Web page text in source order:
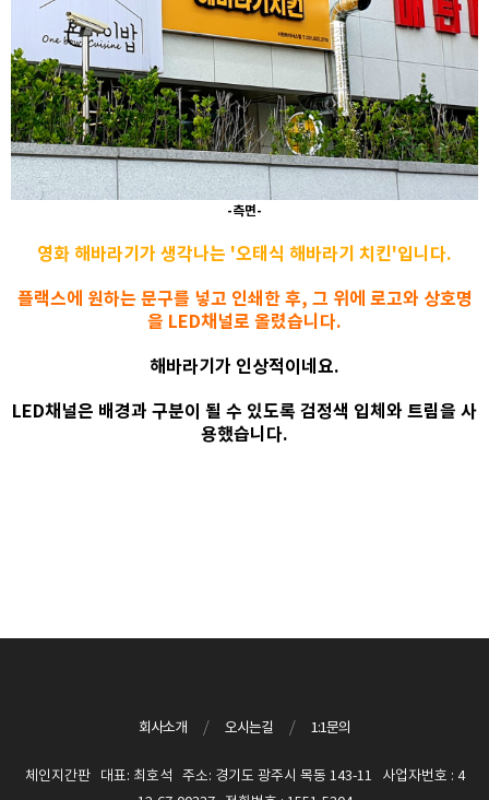
-측면-
영화 해바라기가 생각나는 '오태식 해바라기 치킨'입니다.
플랙스에 원하는 문구를 넣고 인쇄한 후, 그 위에 로고와 상호명
을 LED채널로 올렸습니다.
해바라기가 인상적이네요.
LED채널은 배경과 구분이 될 수 있도록 검정색 입체와 트림을 사
용했습니다.
회사소개 / 오시는길 / 1:1문의
체인지간판 대표: 최호석 주소: 경기도 광주시 목동 143-11 사업자번호 : 4